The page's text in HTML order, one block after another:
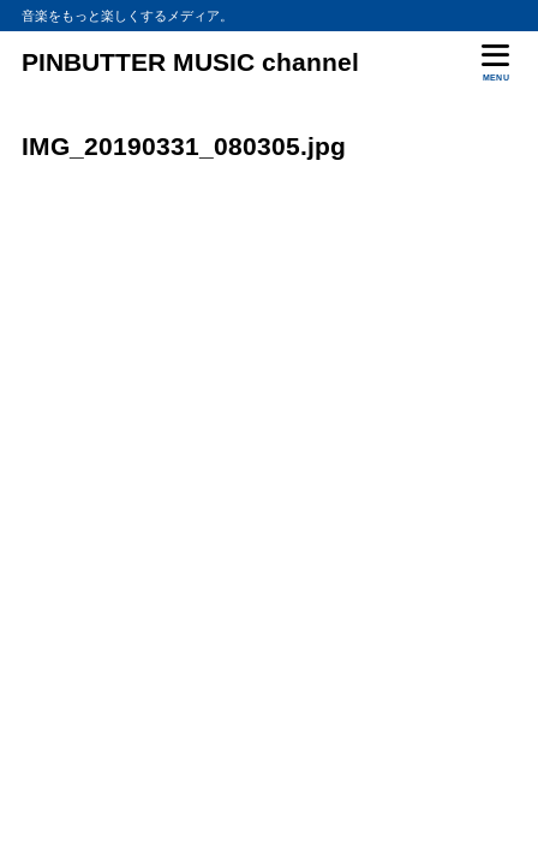
音楽をもっと楽しくするメディア。
PINBUTTER MUSIC channel
MENU
IMG_20190331_080305.jpg